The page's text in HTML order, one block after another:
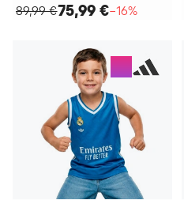
89,99 €75,99 €−16%